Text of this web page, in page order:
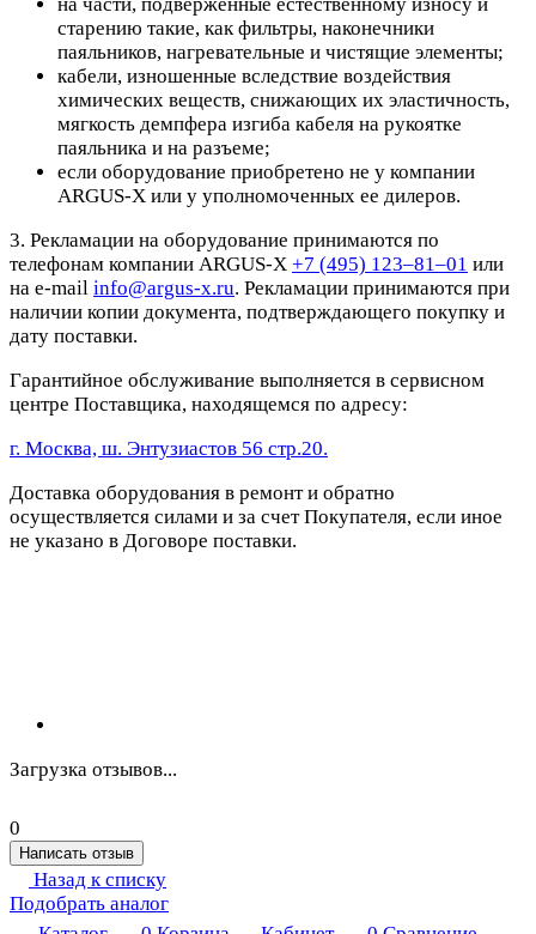
на части, подверженные естественному износу и
старению такие, как фильтры, наконечники
паяльников, нагревательные и чистящие элементы;
кабели, изношенные вследствие воздействия
химических веществ, снижающих их эластичность,
мягкость демпфера изгиба кабеля на рукоятке
паяльника и на разъеме;
если оборудование приобретено не у компании
ARGUS-X или у уполномоченных ее дилеров.
3. Рекламации на оборудование принимаются по
телефонам компании ARGUS-X +7 (495) 123–81–01 или
на e-mail info@argus-x.ru. Рекламации принимаются при
наличии копии документа, подтверждающего покупку и
дату поставки.
Гарантийное обслуживание выполняется в сервисном
центре Поставщика, находящемся по адресу:
г. Москва, ш. Энтузиастов 56 стр.20.
Доставка оборудования в ремонт и обратно
осуществляется силами и за счет Покупателя, если иное
не указано в Договоре поставки.
Загрузка отзывов...
0
Написать отзыв
Назад к списку
Подобрать аналог